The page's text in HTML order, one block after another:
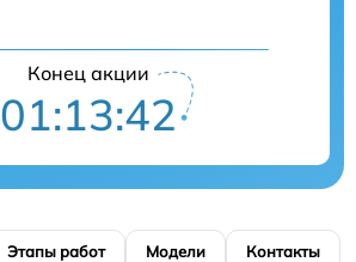
Конец акции
01:13:41
Этапы работ Модели Контакты